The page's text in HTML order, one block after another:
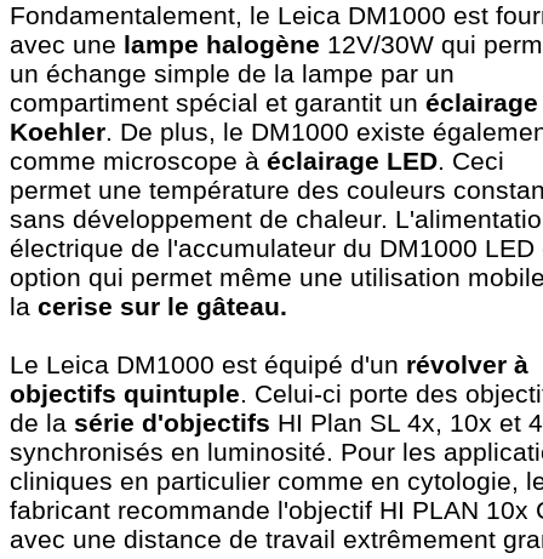
Fondamentalement, le Leica DM1000 est
avec une lampe halogène 12V/30W qui
un échange simple de la lampe par un
compartiment spécial et garantit un éclairage
Koehler. De plus, le DM1000 existe
comme microscope à éclairage LED. Ceci
permet une température des couleurs
sans développement de chaleur.
électrique de l'accumulateur du DM1000 LED
option qui permet même une utilisation
la cerise sur le gâteau.
Le Leica DM1000 est équipé d'un révolver à
objectifs quintuple. Celui-ci porte des
de la série d'objectifs HI Plan SL 4x, 10x et
synchronisés en luminosité. Pour les
cliniques en particulier comme en cytologie,
fabricant recommande l'objectif HI PLAN 10x
avec une distance de travail extrêmement